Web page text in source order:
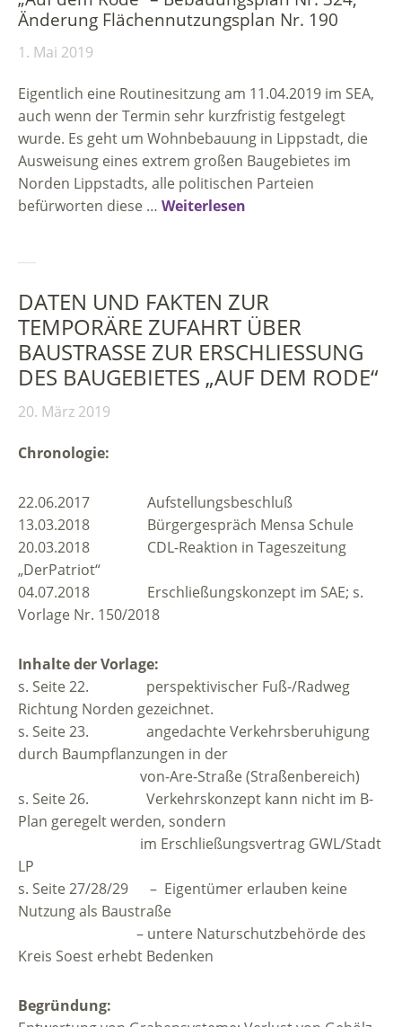
Änderung Flächennutzungsplan Nr. 190
1. Mai 2019
Eigentlich eine Routinesitzung am 11.04.2019 im SEA,
auch wenn der Termin sehr kurzfristig festgelegt
wurde. Es geht um Wohnbebauung in Lippstadt, die
Ausweisung eines extrem großen Baugebietes im
Norden Lippstadts, alle politischen Parteien
befürworten diese … Weiterlesen
DATEN UND FAKTEN ZUR
TEMPORÄRE ZUFAHRT ÜBER
BAUSTRASSE ZUR ERSCHLIESSUNG DE
S BAUGEBIETES „AUF DEM RODE“
20. März 2019
Chronologie:
22.06.2017 Aufstellungsbeschluß
13.03.2018 Bürgergespräch Mensa Schule
20.03.2018 CDL-Reaktion in Tageszeitung
„DerPatriot“
04.07.2018 Erschließungskonzept im SAE; s.
Vorlage Nr. 150/2018
Inhalte der Vorlage:
s. Seite 22. perspektivischer Fuß-/Radweg
Richtung Norden gezeichnet.
s. Seite 23. angedachte Verkehrsberuhigung
durch Baumpflanzungen in der
von-Are-Straße (Straßenbereich)
s. Seite 26. Verkehrskonzept kann nicht im B-
Plan geregelt werden, sondern
im Erschließungsvertrag GWL/Stadt
LP
s. Seite 27/28/29 – Eigentümer erlauben keine
Nutzung als Baustraße
– untere Naturschutzbehörde des
Kreis Soest erhebt Bedenken
Begründung: